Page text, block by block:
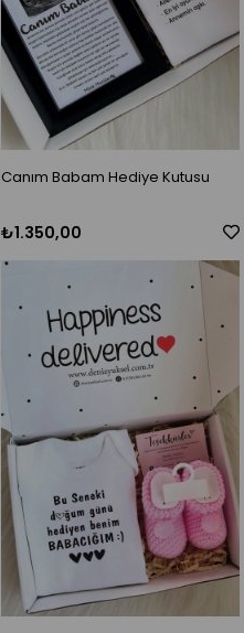
Canım Babam Hediye Kutusu
₺1.350,00